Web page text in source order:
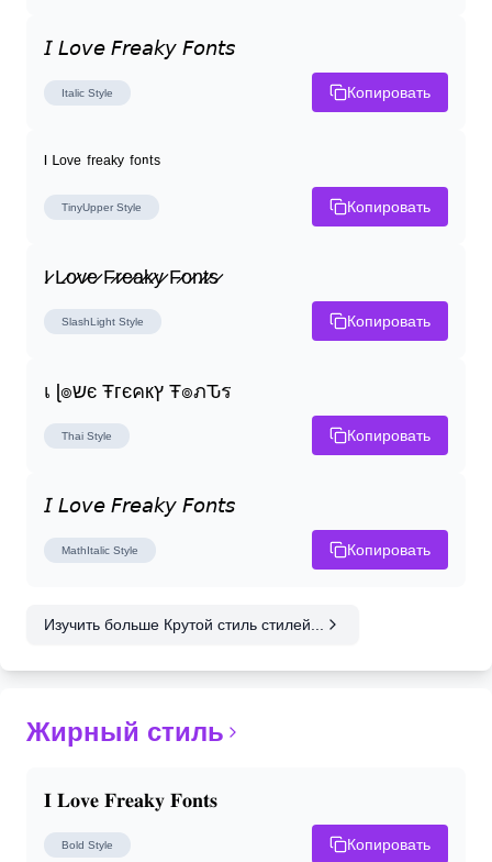
𝘐 𝘓𝘰𝘷𝘦 𝘍𝘳𝘦𝘢𝘬𝘺 𝘍𝘰𝘯𝘵𝘴
Italic Style Копировать
ᴵ ᴸᵒᵛᵉ ᶠʳᵉᵃᵏʸ ᶠᵒⁿᵗˢ
TinyUpper Style Копировать
I̷ L̷o̷v̷e̷ F̷r̷e̷a̷k̷y̷ F̷o̷n̷t̷s̷
SlashLight Style Копировать
เ ɭ๏שє Ŧгєคкץ Ŧ๏ภԎร
Thai Style Копировать
𝘐 𝘓𝘰𝘷𝘦 𝘍𝘳𝘦𝘢𝘬𝘺 𝘍𝘰𝘯𝘵𝘴
MathItalic Style Копировать
Изучить больше Крутой стиль стилей...
Жирный стиль
𝐈 𝐋𝐨𝐯𝐞 𝐅𝐫𝐞𝐚𝐤𝐲 𝐅𝐨𝐧𝐭𝐬
Bold Style Копировать